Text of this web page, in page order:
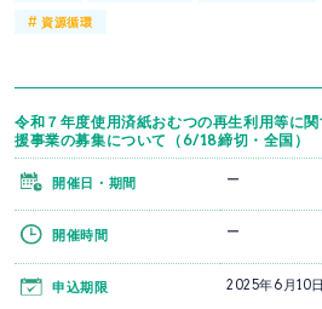
#資源循環
令和７年度使用済紙おむつの再生利用等に
援事業の募集について（6/18締切・全国）
開催日・期間 ー
開催時間 ー
申込期限 2025年6月10